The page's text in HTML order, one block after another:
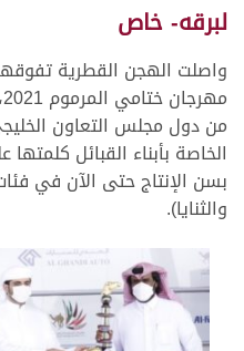
لبرقه- خاص
واصلت الهجن القطرية
من دول مجلس التعاون
الخاصة بأبناء القبائل
بسن الإنتاج حتى الآن في
والثنايا).